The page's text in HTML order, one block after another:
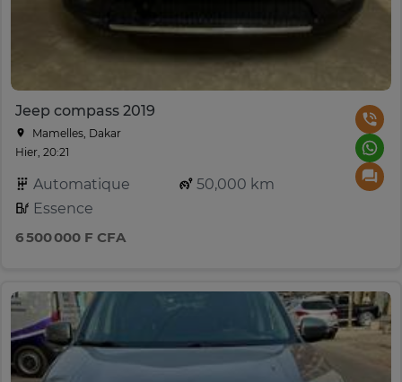
Jeep compass 2019
Mamelles, Dakar
Hier, 20:21
Automatique
50,000 km
Essence
6 500 000 F CFA